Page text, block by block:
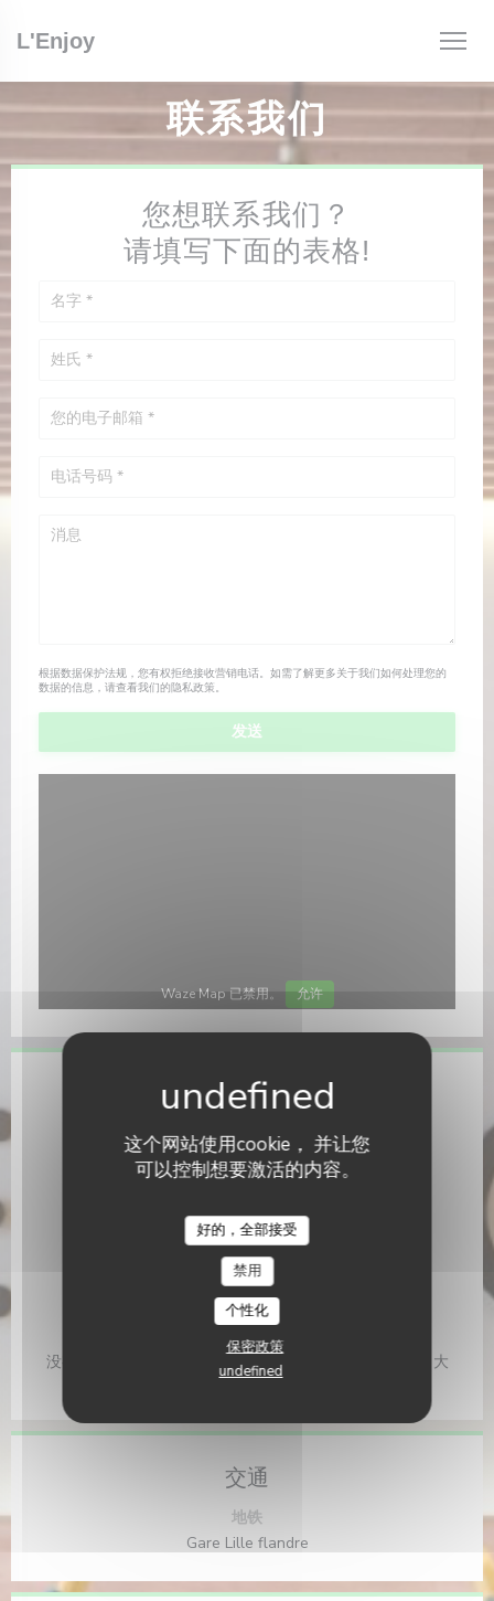
这个网站使用cookie， 并让您
可以控制想要激活的内容。
好的，全部接受
禁用
个性化
保密政策
undefined
L'Enjoy
联系我们
您想联系我们？
请填写下面的表格!
根据数据保护法规，您有权拒绝接收营销电话。如需了解更多关于我们如何处理您的
数据的信息，请查看我们的隐私政策。
Waze Map 已禁用。 允许
一般信息
菜肴
的Planches, 烤架, 美食汉堡, 早午餐汉堡
Café - Restaurant - Brunch
服务
婴儿椅, 无线上网
支付方式
没有联系, 餐厅门票, 欧洲卡/万事达卡, Diners Club, 现金, 大
师, 签证, 美国运通, 借记卡
交通
地铁
Gare Lille flandre
L'Enjoy